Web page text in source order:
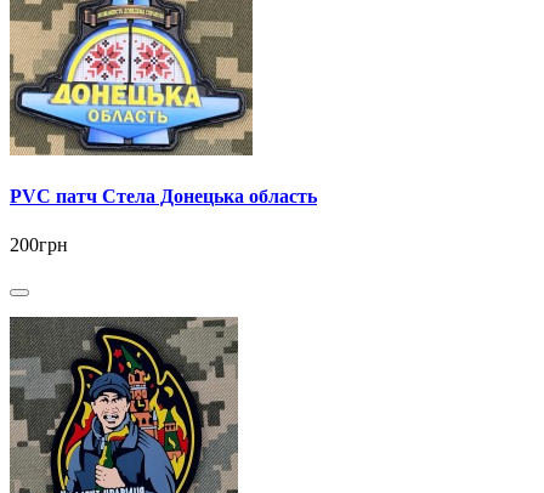
PVC патч Стела Донецька область
200грн